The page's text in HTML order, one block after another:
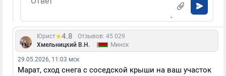
Юрист 4.8
Отзывов: 45 029
Хмельницкий В.Н.
Минск
29.05.2026, 11:03 мск
Марат, сход снега с соседской крыши на ваш участок